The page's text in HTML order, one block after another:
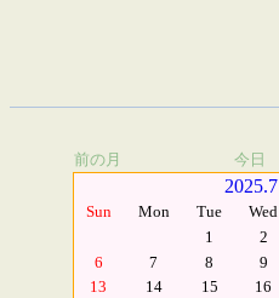
前の月 今日
2025.7
Sun Mon Tue Wed
1
2
6
7 8 9
13
14 15 16